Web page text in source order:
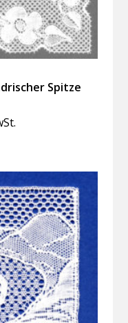
Spitze